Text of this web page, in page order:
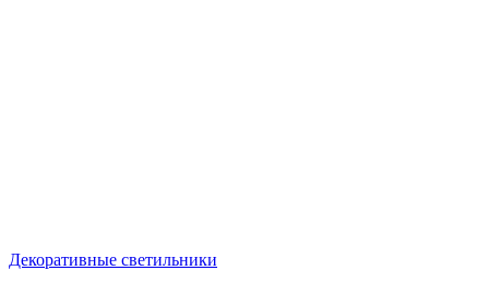
Декоративные светильники